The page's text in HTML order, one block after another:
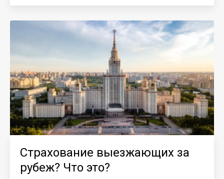
Страхование выезжающих за
рубеж? Что это?